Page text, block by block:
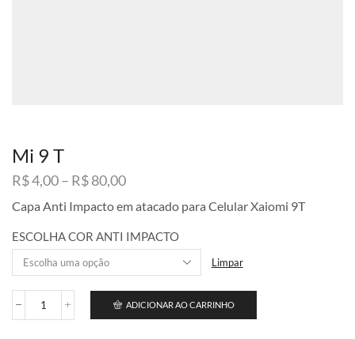
Mi 9 T
R$4,00– R$80,00Faixa
preço:
R$ 4,00
através
Capa Anti Impacto em atacado para Celular Xaiomi 9T
ESCOLHA COR ANTI IMPACTO
Limpar
Mi
ADICIONAR AO CARRINHO